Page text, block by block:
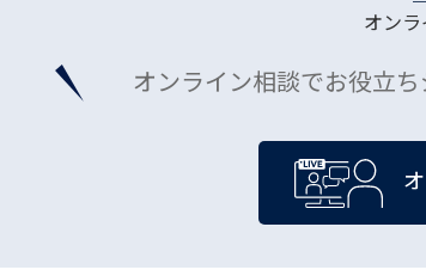
オン
オンライン相談でお役立